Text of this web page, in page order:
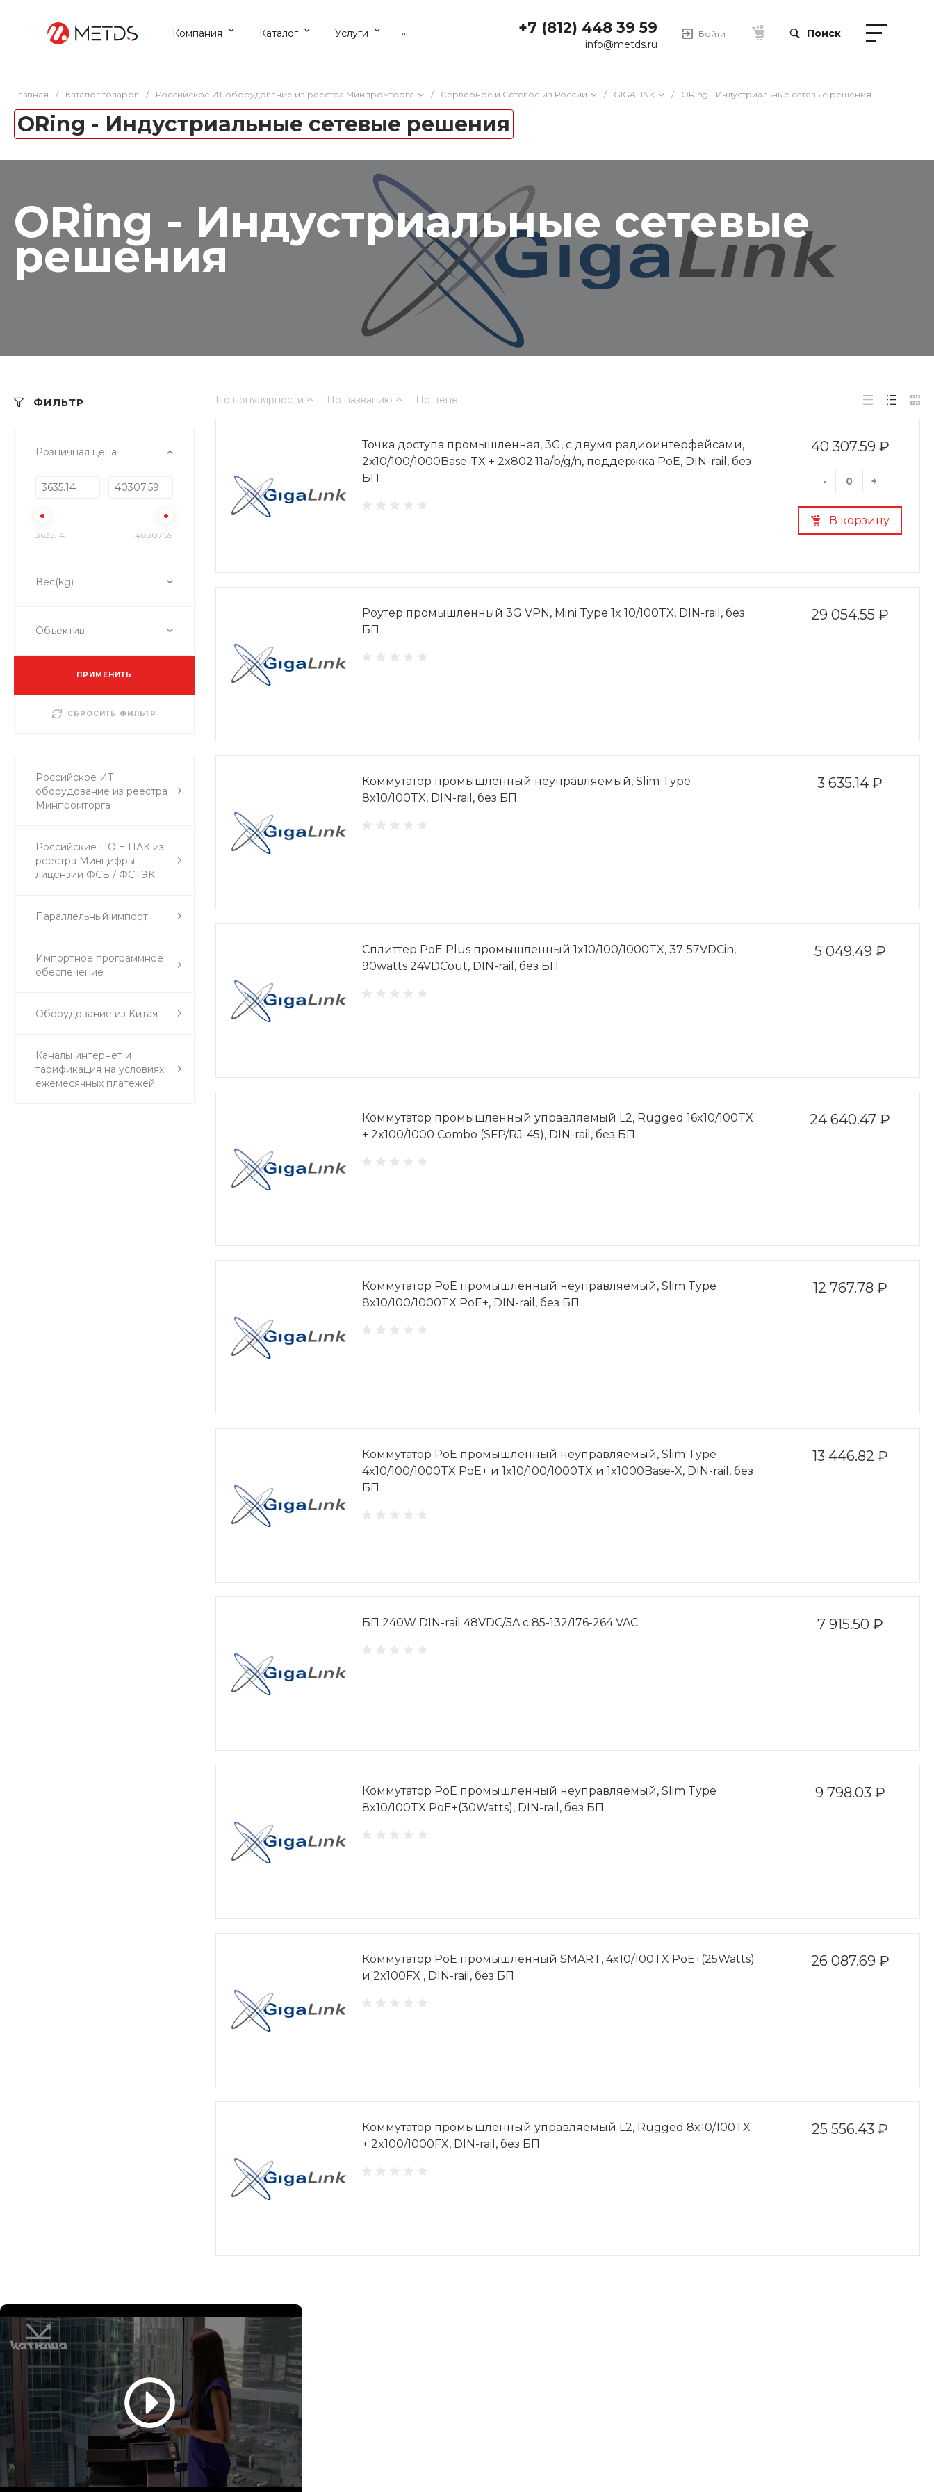
Компания Каталог Услуги ... +7 (812) 448 39 59
info@metds.ru
Войти Поиск
Главная / Каталог товаров / Российское ИТ оборудование из реестра Минпромторга / Серверное и Сетевое из России / GIGALINK / ORing - Индустриальные сетевые решения
ORing - Индустриальные сетевые решения
ORing - Индустриальные сетевые
решения
ФИЛЬТР
Розничная цена
3635.14 40307.59
Вес(kg)
Объектив
ПРИМЕНИТЬ
СБРОСИТЬ ФИЛЬТР
Российское ИТ
оборудование из реестра
Минпромторга
Российские ПО + ПАК из
реестра Минцифры
лицензии ФСБ / ФСТЭК
Параллельный импорт
Импортное программное
обеспечение
Оборудование из Китая
Каналы интернет и
тарификация на условиях
ежемесячных платежей
По популярности По названию По цене
40 307.59 ₽
- +
В корзину
Точка доступа промышленная, 3G, с двумя радиоинтерфейсами,
2x10/100/1000Base-TX + 2x802.11a/b/g/n, поддержка PoE, DIN-rail, без
БП
29 054.55 ₽
Роутер промышленный 3G VPN, Mini Type 1x 10/100TX, DIN-rail, без
БП
3 635.14 ₽
Коммутатор промышленный неуправляемый, Slim Type
8x10/100TX, DIN-rail, без БП
5 049.49 ₽
Сплиттер PoE Plus промышленный 1x10/100/1000TX, 37-57VDCin,
90watts 24VDCout, DIN-rail, без БП
24 640.47 ₽
Коммутатор промышленный управляемый L2, Rugged 16x10/100TX
+ 2x100/1000 Combo (SFP/RJ-45), DIN-rail, без БП
12 767.78 ₽
Коммутатор PoE промышленный неуправляемый, Slim Type
8x10/100/1000TX PoE+, DIN-rail, без БП
13 446.82 ₽
Коммутатор PoE промышленный неуправляемый, Slim Type
4x10/100/1000TX PoE+ и 1x10/100/1000TX и 1x1000Base-X, DIN-rail, без
БП
7 915.50 ₽
БП 240W DIN-rail 48VDC/5A с 85-132/176-264 VAC
9 798.03 ₽
Коммутатор PoE промышленный неуправляемый, Slim Type
8x10/100TX PoE+(30Watts), DIN-rail, без БП
26 087.69 ₽
Коммутатор PoE промышленный SMART, 4x10/100TX PoE+(25Watts)
и 2x100FX , DIN-rail, без БП
25 556.43 ₽
Коммутатор промышленный управляемый L2, Rugged 8x10/100TX
+ 2x100/1000FX, DIN-rail, без БП